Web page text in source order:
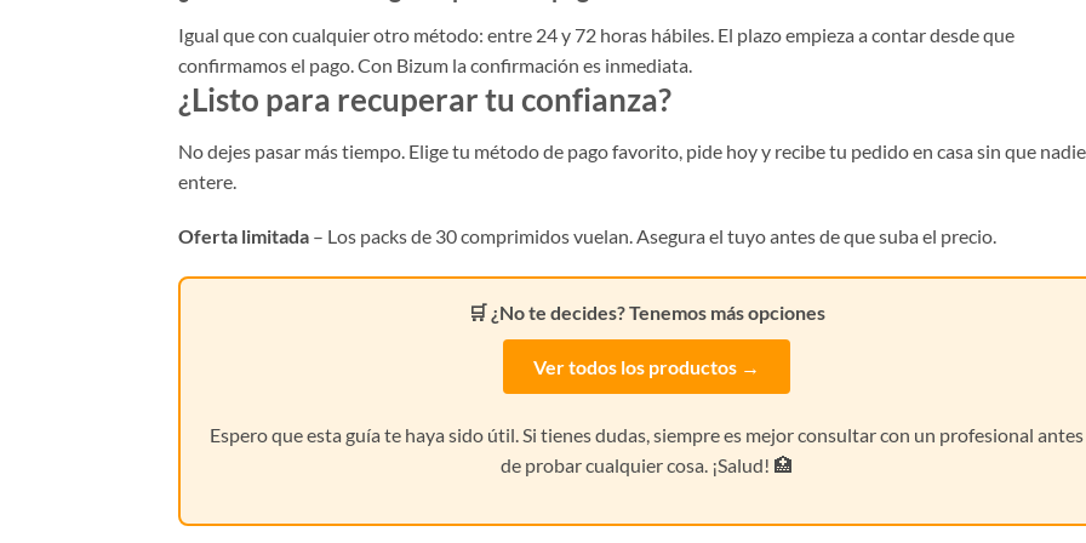
Igual que con cualquier otro método: entre 24 y 72 horas hábiles. El plazo empieza a contar desde que
confirmamos el pago. Con Bizum la confirmación es inmediata.
¿Listo para recuperar tu confianza?
No dejes pasar más tiempo. Elige tu método de pago favorito, pide hoy y recibe tu pedido en casa sin que
entere.
Oferta limitada – Los packs de 30 comprimidos vuelan. Asegura el tuyo antes de que suba el precio.
🛒 ¿No te decides? Tenemos más opciones
Ver todos los productos →
Espero que esta guía te haya sido útil. Si tienes dudas, siempre es mejor consultar con un profesional antes
de probar cualquier cosa. ¡Salud! 🏥